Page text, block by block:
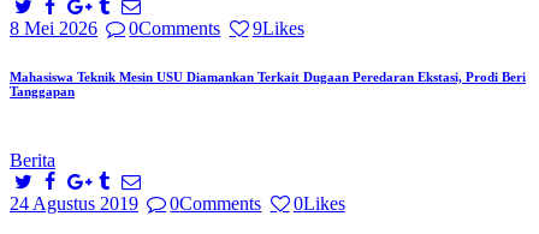
8 Mei 2026 0Comments 9Likes
Mahasiswa Teknik Mesin USU Diamankan Terkait Dugaan Peredaran Ekstasi, Prodi Beri
Tanggapan
Berita
24 Agustus 2019 0Comments 0Likes